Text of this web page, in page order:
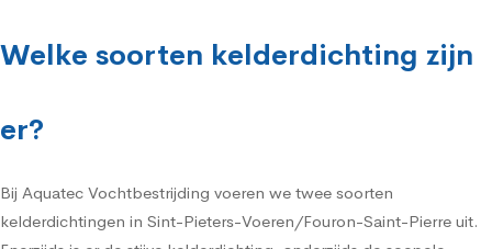
Welke soorten kelderdichting zijn
er?
Bij Aquatec Vochtbestrijding voeren we twee soorten
kelderdichtingen in Sint-Pieters-Voeren/Fouron-Saint-Pierre uit.